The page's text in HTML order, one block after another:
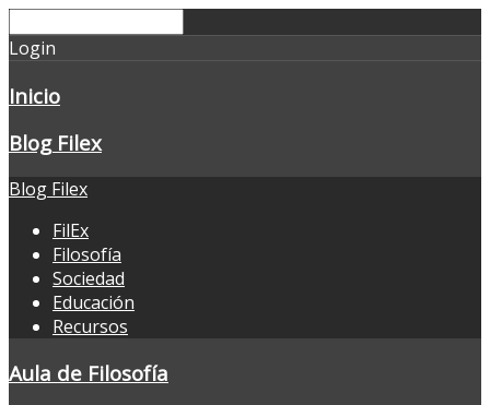
Login
Inicio
Blog Filex
Blog Filex
FilEx
Filosofía
Sociedad
Educación
Recursos
Aula de Filosofía